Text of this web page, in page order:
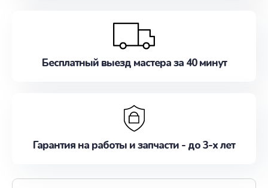
Бесплатный выезд мастера за 40 минут
Гарантия на работы и запчасти - до 3-х лет